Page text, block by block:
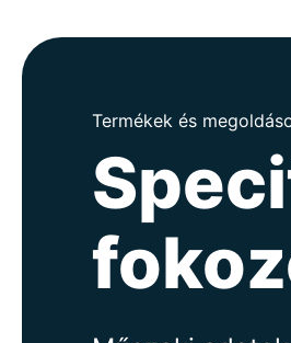
Ázsia és
Észak-
Termékek és